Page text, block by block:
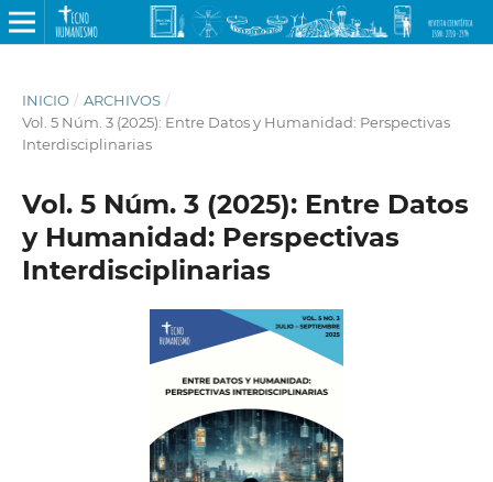
INICIO / ARCHIVOS /
Vol. 5 Núm. 3 (2025): Entre Datos y Humanidad: Perspectivas
Interdisciplinarias
Vol. 5 Núm. 3 (2025): Entre Datos
y Humanidad: Perspectivas
Interdisciplinarias